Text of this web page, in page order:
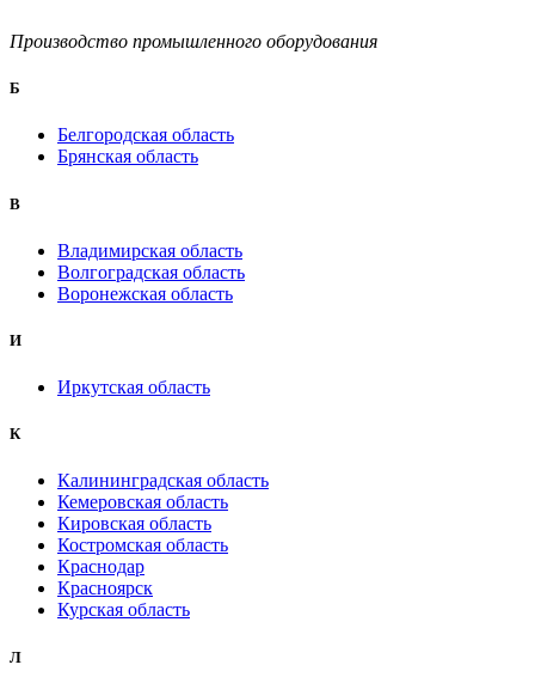
Производство промышленного оборудования
Б
Белгородская область
Брянская область
B
Владимирская область
Волгоградская область
Воронежская область
И
Иркутская область
К
Калининградская область
Кемеровская область
Кировская область
Костромская область
Краснодар
Красноярск
Курская область
Л